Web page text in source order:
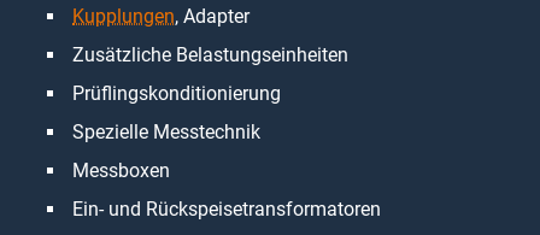
Kupplungen, Adapter
Zusätzliche Belastungseinheiten
Prüflingskonditionierung
Spezielle Messtechnik
Messboxen
Ein- und Rückspeisetransformatoren